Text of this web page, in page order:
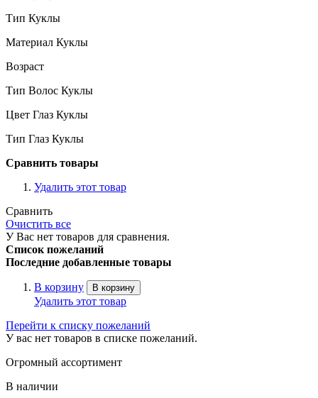
Тип Куклы
Материал Куклы
Возраст
Тип Волос Куклы
Цвет Глаз Куклы
Тип Глаз Куклы
Сравнить товары
Удалить этот товар
Сравнить
Очистить все
У Вас нет товаров для сравнения.
Список пожеланий
Последние добавленные товары
В корзину В корзину
Удалить этот товар
Перейти к списку пожеланий
У вас нет товаров в списке пожеланий.
Огромный ассортимент
В наличии